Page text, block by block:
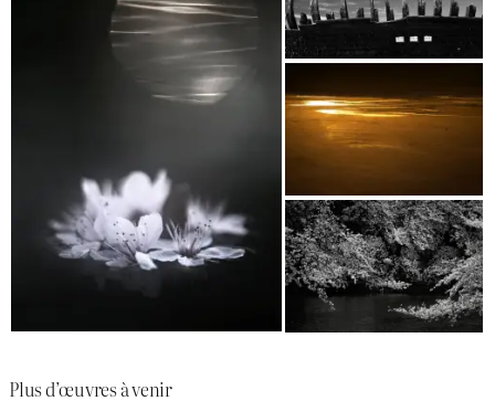
Plus d’œuvres à venir